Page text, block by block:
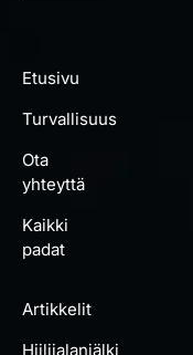
Etusivu
Turvallisuus
Ota
yhteyttä
Kaikki
padat
Artikkelit
Hiilijalanjälki